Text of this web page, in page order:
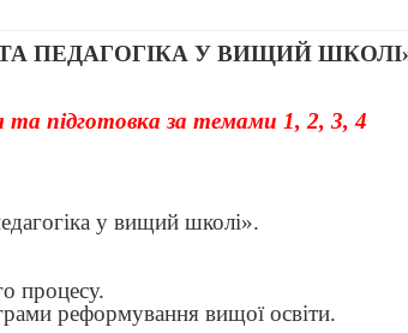
ПЕДАГОГІКА У ВИЩИЙ ШКОЛІ
підготовка за темами 1, 2, 3, 4
у вищий школі».
процесу.
реформування вищої освіти.